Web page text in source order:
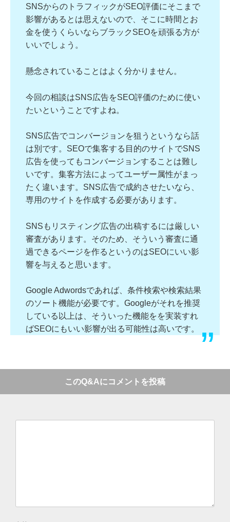
SNSからのトラフィックがSEO評価にそこまで
影響があるとは思えないので、そこに時間とお
金を使うくらいならブラックSEOを頑張る方が
いいでしょう。
懸念されていることはよく分かりません。
今回の相談はSNS広告をSEO評価のために使い
たいということですよね。
SNS広告でコンバージョンを狙うというなら話
は別です。SEOで集客する目的のサイトでSNS
広告を使ってもコンバージョンすることは難し
いです。集客方法によってユーザー属性がまっ
たく違います。SNS広告で成約させたいなら、
専用のサイトを作成する必要があります。
SNSもリスティング広告の出稿するには厳しい
審査があります。そのため、そういう審査に通
過できるページを作るというのはSEOにいい影
響を与えると思います。
Google Adwordsであれば、条件検索や検索結果
のソート機能が必要です。Googleがそれを推奨
している以上は、そういった機能をを実装すれ
ばSEOにもいい影響が出る可能性は高いです。
このQ&Aにコメントを投稿